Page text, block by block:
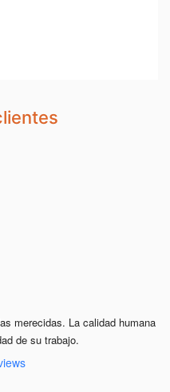
merecidas. La calidad humana
de su trabajo.